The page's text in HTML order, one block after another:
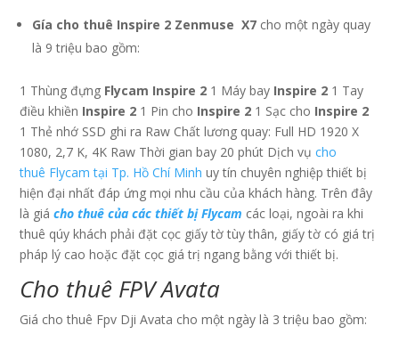
Gía cho thuê Inspire 2 Zenmuse X7 cho một ngày quay
là 9 triệu bao gồm:
1 Thùng đựng Flycam Inspire 2 1 Máy bay Inspire 2 1 Tay
điều khiền Inspire 2 1 Pin cho Inspire 2 1 Sạc cho Inspire 2
1 Thẻ nhớ SSD ghi ra Raw Chất lương quay: Full HD 1920 X
1080, 2,7 K, 4K Raw Thời gian bay 20 phút Dịch vụcho
thuê Flycam tại Tp. Hồ Chí Minh uy tín chuyên nghiệp thiết bị
hiện đại nhất đáp ứng mọi nhu cầu của khách hàng. Trên đây
là giácho thuê của các thiết bị Flycam các loại, ngoài ra khi
thuê qúy khách phải đặt cọc giấy tờ tùy thân, giấy tờ có giá trị
pháp lý cao hoặc đặt cọc giá trị ngang bằng với thiết bị.
Cho thuê FPV Avata
Giá cho thuê Fpv Dji Avata cho một ngày là 3 triệu bao gồm: